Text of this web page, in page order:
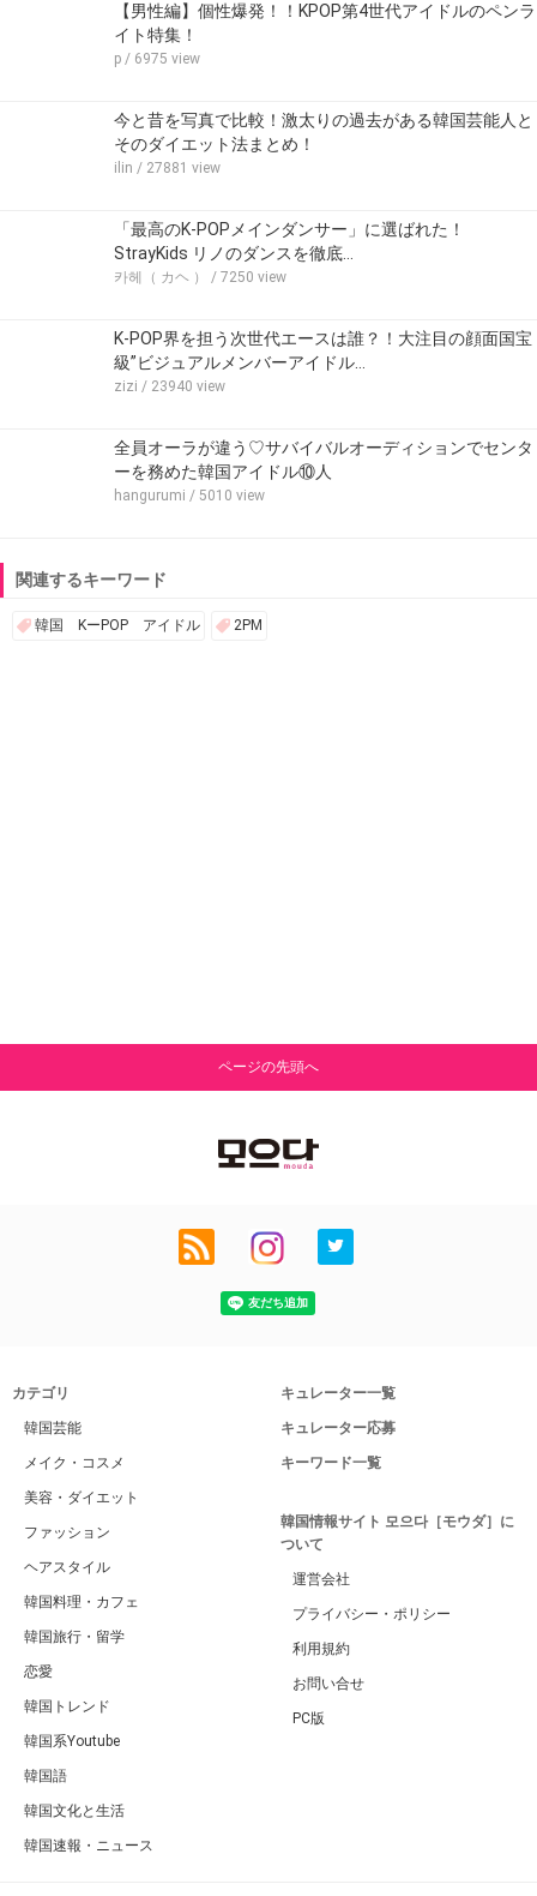
【男性編】個性爆発！！KPOP第4世代アイドルのペンラ
イト特集！
p / 6975 view
今と昔を写真で比較！激太りの過去がある韓国芸能人と
そのダイエット法まとめ！
ilin / 27881 view
「最高のK-POPメインダンサー」に選ばれた！
StrayKids リノのダンスを徹底…
카헤（ カヘ ） / 7250 view
K-POP界を担う次世代エースは誰？！大注目の顔面国宝
級”ビジュアルメンバーアイドル…
zizi / 23940 view
全員オーラが違う♡サバイバルオーディションでセンタ
ーを務めた韓国アイドル⑩人
hangurumi / 5010 view
関連するキーワード
韓国 KーPOP アイドル 2PM
ページの先頭へ
カテゴリ
韓国芸能
メイク・コスメ
美容・ダイエット
ファッション
ヘアスタイル
韓国料理・カフェ
韓国旅行・留学
恋愛
韓国トレンド
韓国系Youtube
韓国語
韓国文化と生活
韓国速報・ニュース
キュレーター一覧
キュレーター応募
キーワード一覧
韓国情報サイト 모으다［モウダ］に
ついて
運営会社
プライバシー・ポリシー
利用規約
お問い合せ
PC版